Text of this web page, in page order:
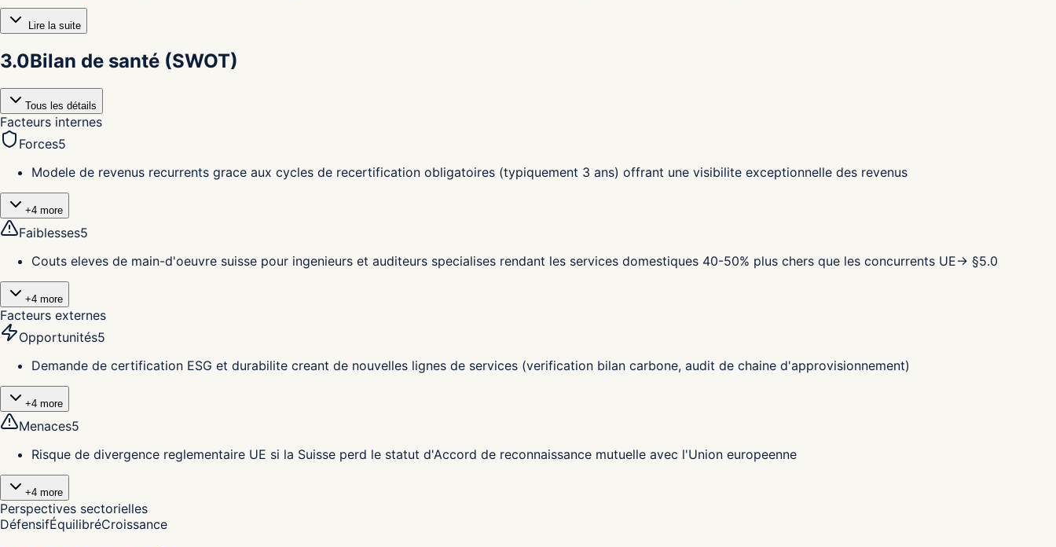
Lire la suite
3.0Bilan de santé (SWOT)
Tous les détails
Facteurs internes
Forces5
Modele de revenus recurrents grace aux cycles de recertification obligatoires (typiquement 3 ans) offrant une visibilite exceptionnelle des revenus
+4 more
Faiblesses5
Couts eleves de main-d'oeuvre suisse pour ingenieurs et auditeurs specialises rendant les services domestiques 40-50% plus chers que les concurrents UE→ §5.0
+4 more
Facteurs externes
Opportunités5
Demande de certification ESG et durabilite creant de nouvelles lignes de services (verification bilan carbone, audit de chaine d'approvisionnement)
+4 more
Menaces5
Risque de divergence reglementaire UE si la Suisse perd le statut d'Accord de reconnaissance mutuelle avec l'Union europeenne
+4 more
Perspectives sectorielles
DéfensifÉquilibréCroissance